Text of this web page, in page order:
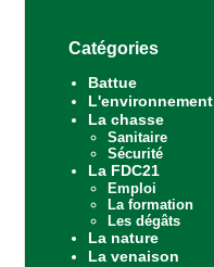
Catégories
Battue
L'environnement
La chasse
Sanitaire
Sécurité
La FDC21
Emploi
La formation
Les dégâts
La nature
La venaison